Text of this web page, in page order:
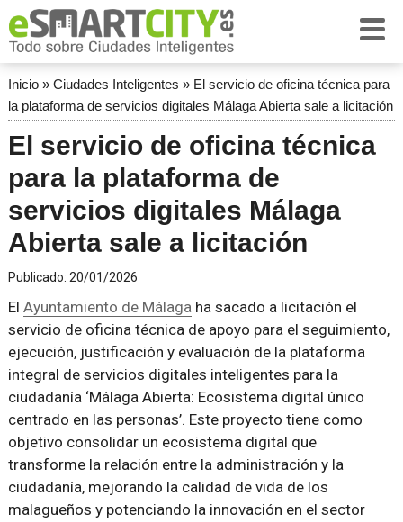
Inicio» Ciudades Inteligentes » El servicio de oficina técnica para
la plataforma de servicios digitales Málaga Abierta sale a licitación
El servicio de oficina técnica
para la plataforma de
servicios digitales Málaga
Abierta sale a licitación
Publicado: 20/01/2026
El Ayuntamiento de Málagaha sacado a licitación el
servicio de oficina técnica de apoyo para el seguimiento,
ejecución, justificación y evaluación de la plataforma
integral de servicios digitales inteligentes para la
ciudadanía ‘Málaga Abierta: Ecosistema digital único
centrado en las personas’. Este proyecto tiene como
objetivo consolidar un ecosistema digital que
transforme la relación entre la administración y la
ciudadanía, mejorando la calidad de vida de los
malagueños y potenciando la innovación en el sector